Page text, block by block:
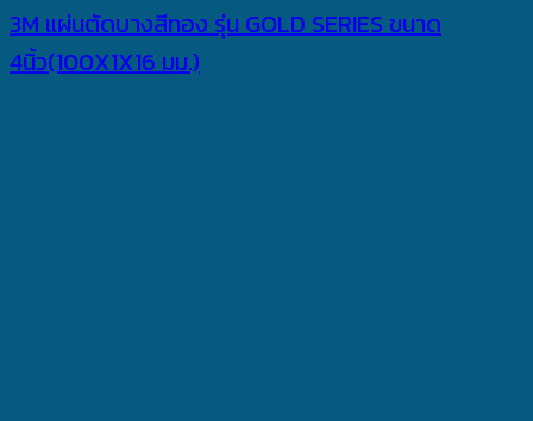
3M แผ่นตัดบางสีทอง รุ่น GOLD SERIES ขนาด
4นิ้ว(100X1X16 มม.)